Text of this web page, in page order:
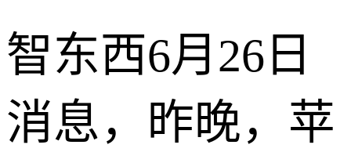
智东西6月26日
消息，昨晚，苹